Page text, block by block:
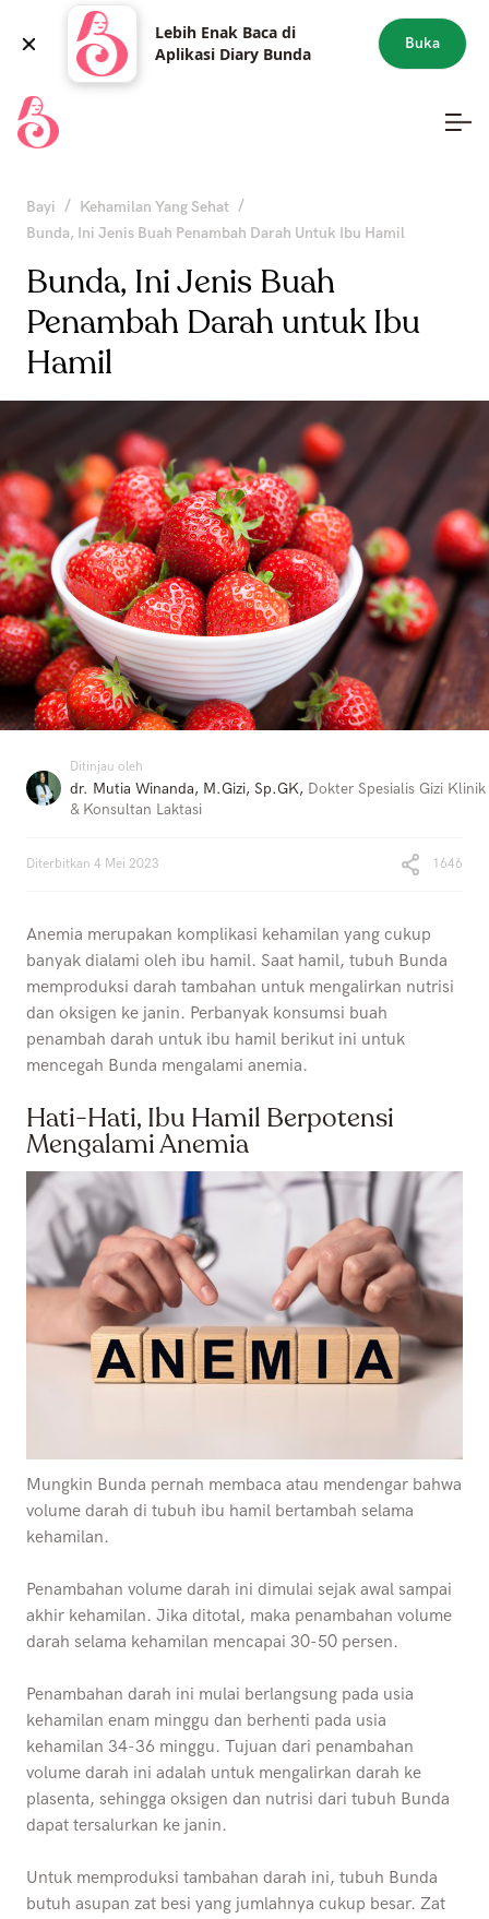
Lebih Enak Baca di
Aplikasi Diary Bunda
Buka
Bayi / Kehamilan Yang Sehat /
Bunda, Ini Jenis Buah Penambah Darah Untuk Ibu Hamil
Bunda, Ini Jenis Buah
Penambah Darah untuk Ibu
Hamil
Ditinjau oleh
dr. Mutia Winanda, M.Gizi, Sp.GK, Dokter Spesialis Gizi Klinik
& Konsultan Laktasi
Diterbitkan 4 Mei 2023 1646
Anemia merupakan komplikasi kehamilan yang cukup
banyak dialami oleh ibu hamil. Saat hamil, tubuh Bunda
memproduksi darah tambahan untuk mengalirkan nutrisi
dan oksigen ke janin. Perbanyak konsumsi buah
penambah darah untuk ibu hamil berikut ini untuk
mencegah Bunda mengalami anemia.
Hati-Hati, Ibu Hamil Berpotensi
Mengalami Anemia
Mungkin Bunda pernah membaca atau mendengar bahwa
volume darah di tubuh ibu hamil bertambah selama
kehamilan.
Penambahan volume darah ini dimulai sejak awal sampai
akhir kehamilan. Jika ditotal, maka penambahan volume
darah selama kehamilan mencapai 30-50 persen.
Penambahan darah ini mulai berlangsung pada usia
kehamilan enam minggu dan berhenti pada usia
kehamilan 34-36 minggu. Tujuan dari penambahan
volume darah ini adalah untuk mengalirkan darah ke
plasenta, sehingga oksigen dan nutrisi dari tubuh Bunda
dapat tersalurkan ke janin.
Untuk memproduksi tambahan darah ini, tubuh Bunda
butuh asupan zat besi yang jumlahnya cukup besar. Zat